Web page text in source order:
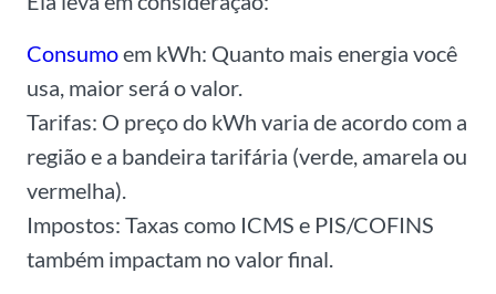
Consumoem kWh: Quanto mais energia você
usa, maior será o valor.
Tarifas: O preço do kWh varia de acordo com a
região e a bandeira tarifária (verde, amarela ou
vermelha).
Impostos: Taxas como ICMS e PIS/COFINS
também impactam no valor final.